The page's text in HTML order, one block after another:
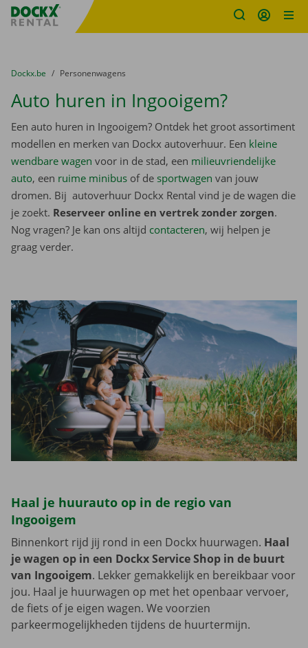
Fratello DEMO
U bevindt zich hier:
van
Dockx.be naar
Personenwagens
Auto huren in Ingooigem?
Een auto huren in Ingooigem? Ontdek het groot assortiment
modellen en merken van Dockx autoverhuur. Een kleine
wendbare wagen voor in de stad, een milieuvriendelijke
auto, een ruime minibus of de sportwagen van jouw
dromen. Bij autoverhuur Dockx Rental vind je de wagen die
je zoekt. Reserveer online en vertrek zonder zorgen.
Nog vragen? Je kan ons altijd contacteren, wij helpen je
graag verder.
Haal je huurauto op in de regio van
Ingooigem
Binnenkort rijd jij rond in een Dockx huurwagen. Haal
je wagen op in een Dockx Service Shop in de buurt
van Ingooigem. Lekker gemakkelijk en bereikbaar voor
jou. Haal je huurwagen op met het openbaar vervoer,
de fiets of je eigen wagen. We voorzien
parkeermogelijkheden tijdens de huurtermijn.